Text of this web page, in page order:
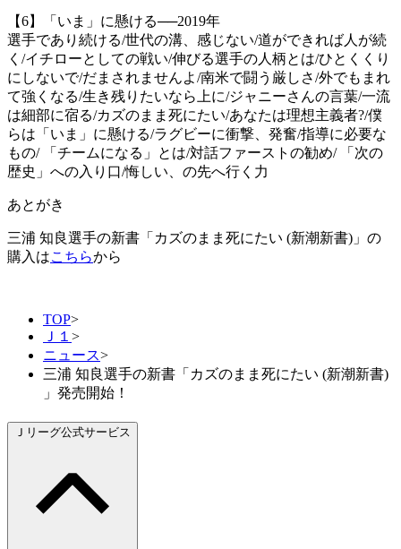
【6】「いま」に懸ける──2019年
選手であり続ける/世代の溝、感じない/道ができれば人が続
く/イチローとしての戦い/伸びる選手の人柄とは/ひとくくり
にしないで/だまされませんよ/南米で闘う厳しさ/外でもまれ
て強くなる/生き残りたいなら上に/ジャニーさんの言葉/一流
は細部に宿る/カズのまま死にたい/あなたは理想主義者?/僕
らは「いま」に懸ける/ラグビーに衝撃、発奮/指導に必要な
もの/ 「チームになる」とは/対話ファーストの勧め/ 「次の
歴史」への入り口/悔しい、の先へ行く力
あとがき
三浦 知良選手の新書「カズのまま死にたい (新潮新書)」の
購入はこちらから
TOP>
Ｊ１ >
ニュース>
三浦 知良選手の新書「カズのまま死にたい (新潮新書)
」発売開始！
Ｊリーグ公式サービス